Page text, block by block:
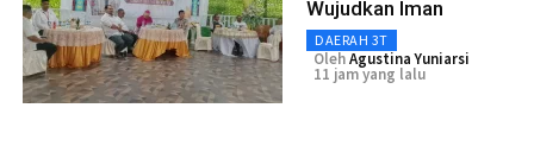
Wujudkan Iman
DAERAH 3T
OlehAgustina Yuniarsi
11 jam yang lalu